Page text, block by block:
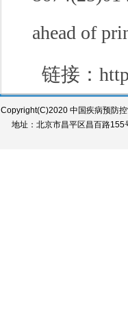
ahead of
链接：
Copyright(C)2020 中国疾病预防
地址：北京市昌平区昌百路